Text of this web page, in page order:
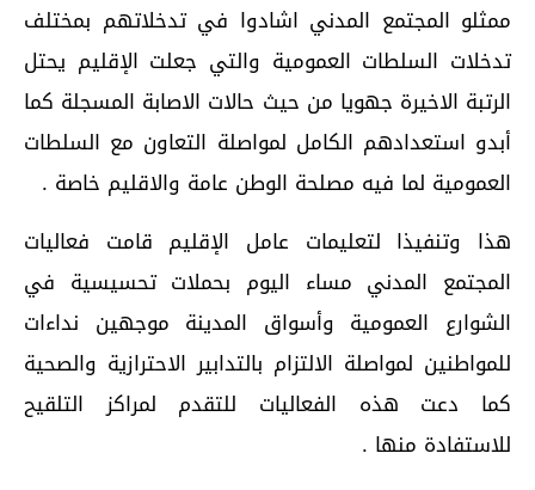
ممثلو المجتمع المدني اشادوا في تدخلاتهم بمختلف
تدخلات السلطات العمومية والتي جعلت الإقليم يحتل
الرتبة الاخيرة جهويا من حيث حالات الاصابة المسجلة كما
أبدو استعدادهم الكامل لمواصلة التعاون مع السلطات
العمومية لما فيه مصلحة الوطن عامة والاقليم خاصة .
هذا وتنفيذا لتعليمات عامل الإقليم قامت فعاليات
المجتمع المدني مساء اليوم بحملات تحسيسية في
الشوارع العمومية وأسواق المدينة موجهين نداءات
للمواطنين لمواصلة الالتزام بالتدابير الاحترازية والصحية
كما دعت هذه الفعاليات للتقدم لمراكز التلقيح
للاستفادة منها .